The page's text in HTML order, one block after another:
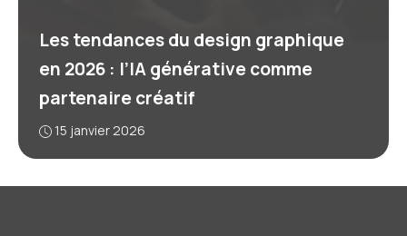
Les tendances du design graphique
en 2026 : l’IA générative comme
partenaire créatif
15 janvier 2026